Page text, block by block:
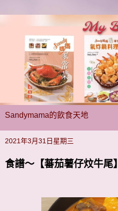
Sandymama的飲食天地
2021年3月31日星期三
食譜～【蕃茄薯仔炆牛尾】